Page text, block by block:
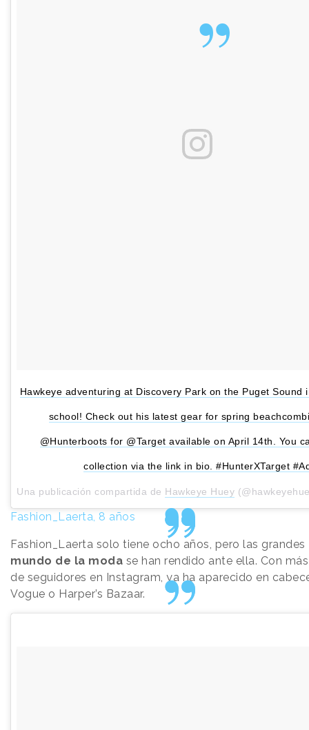
Hawkeye adventuring at Discovery Park on the Puget Sound
school! Check out his latest gear for spring
@Hunterboots for @Target available on April 14th. You
collection via the link in bio. #HunterXTarget
Una publicación compartida de Hawkeye Huey
Fashion_Laerta, 8 años
Fashion_Laerta solo tiene ocho años, pero las grandes
mundo de la moda se han rendido ante ella. Con
de seguidores en Instagram, ya ha aparecido en
Vogue o Harper’s Bazaar.